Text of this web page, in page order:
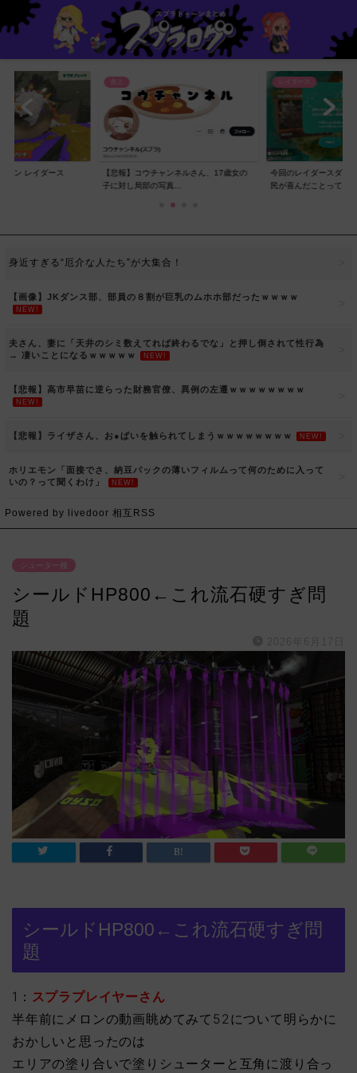
ネルさん、17歳女の
今回のレイダースダイレクトで一番スプラ
民が喜んだことって...
レイダース
【賛否】レイダースダ
ラ民の反応ｗｗｗｗ...
身近すぎる“厄介な人たち”が大集合！
【画像】JKダンス部、部員の８割が巨乳のムホホ部だったｗｗｗｗ
NEW!
夫さん、妻に「天井のシミ数えてれば終わるでな」と押し倒されて性行為
→ 凄いことになるｗｗｗｗｗ
NEW!
【悲報】高市早苗に逆らった財務官僚、異例の左遷ｗｗｗｗｗｗｗｗ
NEW!
【悲報】ライザさん、お●ぱいを触られてしまうｗｗｗｗｗｗｗｗ NEW!
ホリエモン「面接でさ、納豆パックの薄いフィルムって何のために入って
いの？って聞くわけ」
NEW!
Powered by livedoor 相互RSS
シューター種
シールドHP800←これ流石硬すぎ問
題
シールドHP800←これ流石硬すぎ問
題
1： スプラプレイヤーさん
半年前にメロンの動画眺めてみて52について明らかに
おかしいと思ったのは
エリアの塗り合いで塗りシューターと互角に渡り合っ